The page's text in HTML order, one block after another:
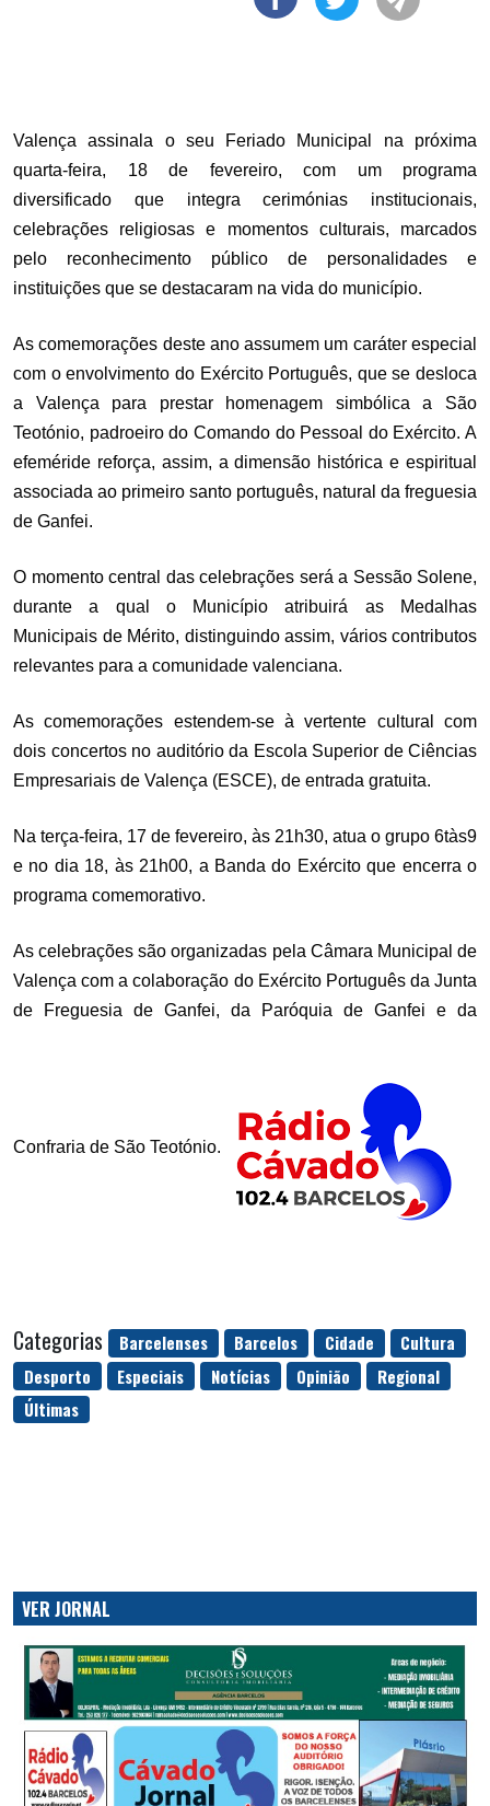
Valença assinala o seu Feriado Municipal na próxima
quarta-feira, 18 de fevereiro, com um programa
diversificado que integra cerimónias institucionais,
celebrações religiosas e momentos culturais, marcados
pelo reconhecimento público de personalidades e
instituições que se destacaram na vida do município.
As comemorações deste ano assumem um caráter especial
com o envolvimento do Exército Português, que se desloca
a Valença para prestar homenagem simbólica a São
Teotónio, padroeiro do Comando do Pessoal do Exército. A
efeméride reforça, assim, a dimensão histórica e espiritual
associada ao primeiro santo português, natural da freguesia
de Ganfei.
O momento central das celebrações será a Sessão Solene,
durante a qual o Município atribuirá as Medalhas
Municipais de Mérito, distinguindo assim, vários contributos
relevantes para a comunidade valenciana.
As comemorações estendem-se à vertente cultural com
dois concertos no auditório da Escola Superior de Ciências
Empresariais de Valença (ESCE), de entrada gratuita.
Na terça-feira, 17 de fevereiro, às 21h30, atua o grupo 6tàs9
e no dia 18, às 21h00, a Banda do Exército que encerra o
programa comemorativo.
As celebrações são organizadas pela Câmara Municipal de
Valença com a colaboração do Exército Português da Junta
de Freguesia de Ganfei, da Paróquia de Ganfei e da
Confraria de São Teotónio.
Categorias Barcelenses Barcelos Cidade
Cultura
Desporto
Especiais Notícias Opinião
Regional
Últimas
VER JORNAL